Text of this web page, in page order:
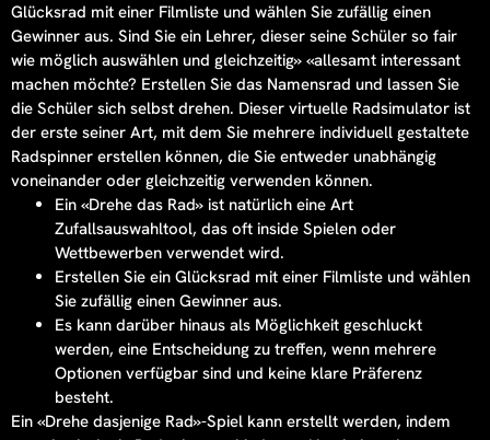
Glücksrad mit einer Filmliste und wählen Sie zufällig einen
Gewinner aus. Sind Sie ein Lehrer, dieser seine Schüler so fair
wie möglich auswählen und gleichzeitig» «allesamt interessant
machen möchte? Erstellen Sie das Namensrad und lassen Sie
die Schüler sich selbst drehen. Dieser virtuelle Radsimulator ist
der erste seiner Art, mit dem Sie mehrere individuell gestaltete
Radspinner erstellen können, die Sie entweder unabhängig
voneinander oder gleichzeitig verwenden können.
Ein «Drehe das Rad» ist natürlich eine Art
Zufallsauswahltool, das oft inside Spielen oder
Wettbewerben verwendet wird.
Erstellen Sie ein Glücksrad mit einer Filmliste und wählen
Sie zufällig einen Gewinner aus.
Es kann darüber hinaus als Möglichkeit geschluckt
werden, eine Entscheidung zu treffen, wenn mehrere
Optionen verfügbar sind und keine klare Präferenz
besteht.
Ein «Drehe dasjenige Rad»-Spiel kann erstellt werden, indem